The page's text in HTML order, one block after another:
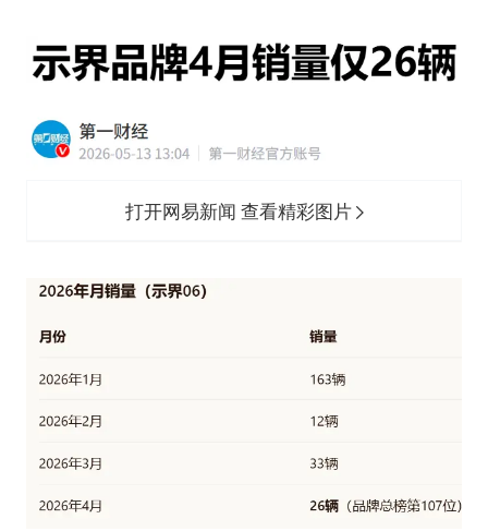
打开网易新闻 查看精彩图片